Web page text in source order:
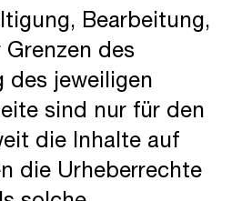
Bearbeitung,
des
des jeweiligen
sind nur für den
die Inhalte auf
die Urheberrechte